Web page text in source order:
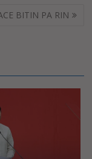
BITIN PA RIN